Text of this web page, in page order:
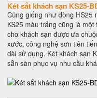
Két sắt khách sạn KS25-
Cũng giống như dòng HS25
KS25 màu trắng cũng là
cho khách sạn được ưa
xước, công nghệ sơn tiên
dài sử dụng. Két khách sạn
sẵn sàn phục vụ nhu cầu